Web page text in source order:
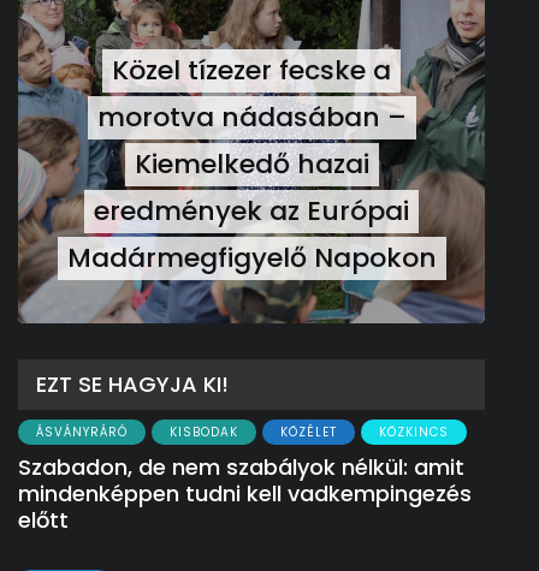
Ferenc József és József
nádor ükunokája tért be
nemrégiben Kázmérra
EZT SE HAGYJA KI!
ÁSVÁNYRÁRÓ KISBODAK KÖZÉLET KÖZKINCS
Szabadon, de nem szabályok nélkül: amit
mindenképpen tudni kell vadkempingezés
előtt